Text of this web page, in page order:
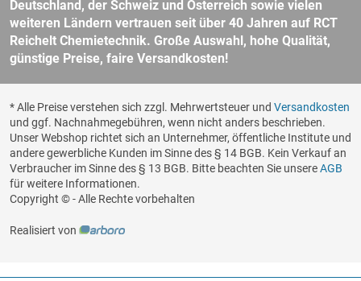
Deutschland, der Schweiz und Österreich sowie vielen
weiteren Ländern vertrauen seit über 40 Jahren auf RCT
Reichelt Chemietechnik. Große Auswahl, hohe Qualität,
günstige Preise, faire Versandkosten!
* Alle Preise verstehen sich zzgl. Mehrwertsteuer und Versandkosten
und ggf. Nachnahmegebühren, wenn nicht anders beschrieben.
Unser Webshop richtet sich an Unternehmer, öffentliche Institute und
andere gewerbliche Kunden im Sinne des § 14 BGB. Kein Verkauf an
Verbraucher im Sinne des § 13 BGB. Bitte beachten Sie unsereAGB
für weitere Informationen.
Copyright © - Alle Rechte vorbehalten
Realisiert von